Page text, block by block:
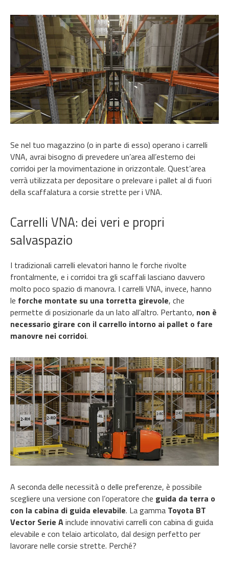
Se nel tuo magazzino (o in parte di esso) operano i carrelli
VNA, avrai bisogno di prevedere un’area all’esterno dei
corridoi per la movimentazione in orizzontale. Quest’area
verrà utilizzata per depositare o prelevare i pallet al di fuori
della scaffalatura acorsie strette per i VNA.
Carrelli VNA: dei veri e propri
salvaspazio
I tradizionali carrelli elevatori hanno le forche rivolte
frontalmente, e i corridoi tra gli scaffali lasciano davvero
molto poco spazio di manovra. I carrelli VNA, invece, hanno
le forche montate su una torretta girevole, che
permette di posizionarle da un lato all’altro. Pertanto, non è
necessario girare con il carrello intorno ai pallet o fare
manovre nei corridoi.
A seconda delle necessità o delle preferenze, è possibile
scegliere una versione con l’operatore che guida da terra o
con la cabina di guida elevabile. La gamma Toyota BT
Vector Serie Ainclude innovativi carrelli con cabina di guida
elevabile e con telaio articolato, dal design perfetto per
lavorare nelle corsie strette. Perché?